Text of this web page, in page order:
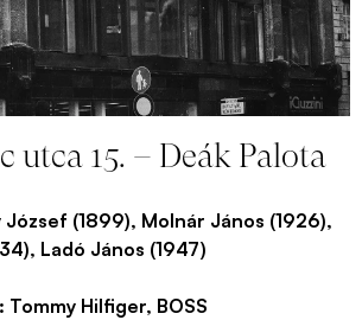
utca 15. – Deák Palota
József (1899), Molnár János (1926),
Ladó János (1947)
Tommy Hilfiger, BOSS